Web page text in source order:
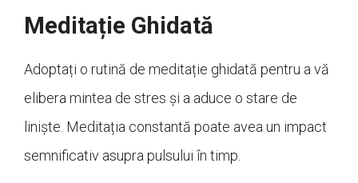
Meditație Ghidată
Adoptați o rutină de meditație ghidată pentru a vă
elibera mintea de stres și a aduce o stare de
liniște. Meditația constantă poate avea un impact
semnificativ asupra pulsului în timp.